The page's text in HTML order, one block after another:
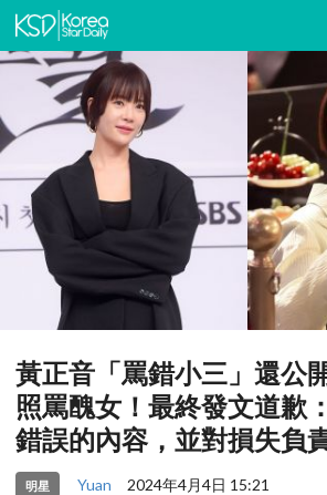
黃正音「罵錯小三」還公
照罵醜女！最終發文道歉
錯誤的內容，並對損失負
明星 Yuan 2024年4月4日 15:21